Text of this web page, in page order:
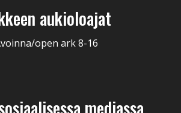
aukioloajat
open ark 8-16
mediassa